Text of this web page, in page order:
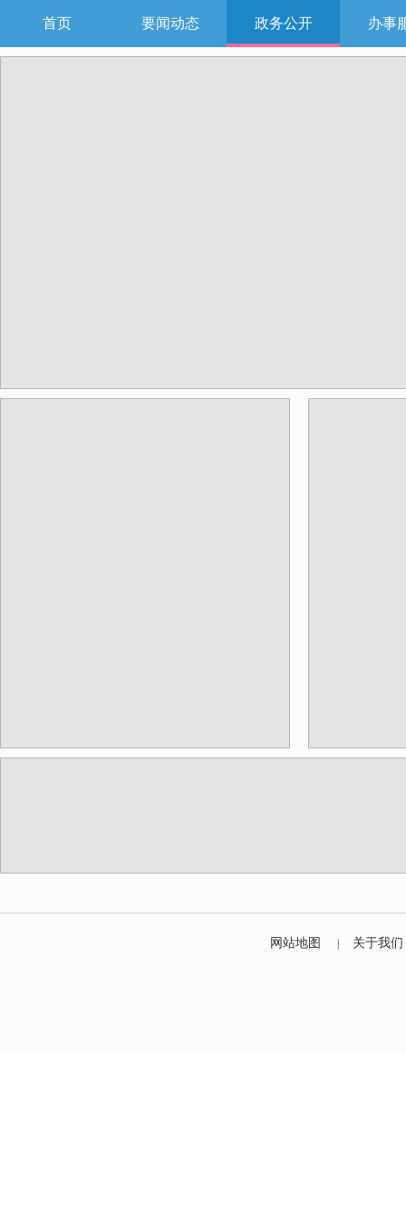
首页 要闻动态 政务公开 办事
网站地图 关于我们